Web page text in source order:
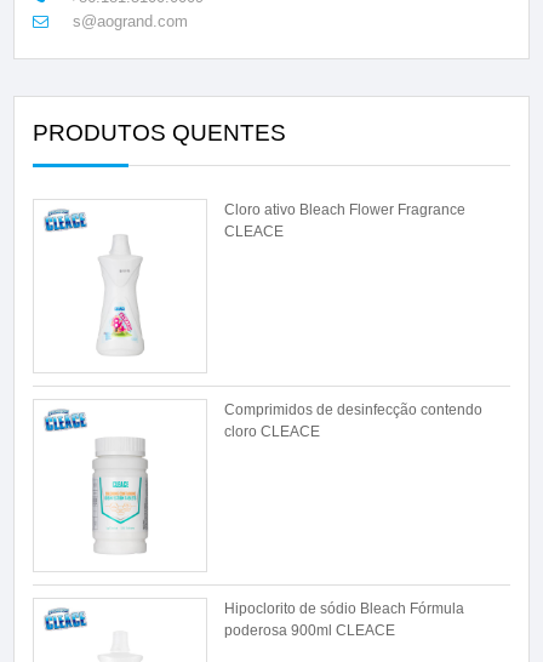
s@aogrand.com
PRODUTOS QUENTES
Cloro ativo Bleach Flower Fragrance
CLEACE
Comprimidos de desinfecção contendo
cloro CLEACE
Hipoclorito de sódio Bleach Fórmula
poderosa 900ml CLEACE